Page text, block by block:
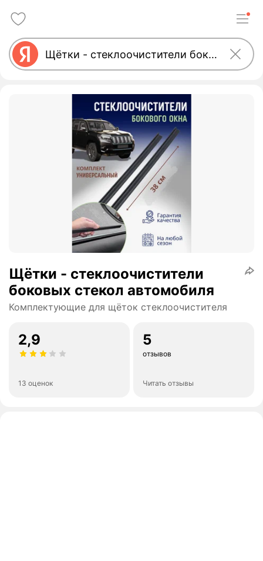
Щётки - стеклоочистители
боковых стекол автомобиля
Комплектующие для щёток стеклоочистителя
2,9
13 оценок
5
отзывов
Читать отзывы